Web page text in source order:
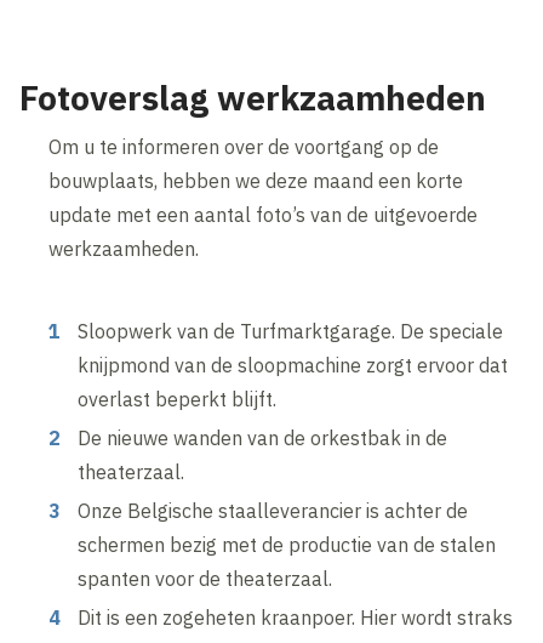
Fotoverslag werkzaamheden
Om u te informeren over de voortgang op de
bouwplaats, hebben we deze maand een korte
update met een aantal foto’s van de uitgevoerde
werkzaamheden.
Sloopwerk van de Turfmarktgarage. De speciale
knijpmond van de sloopmachine zorgt ervoor dat
overlast beperkt blijft.
De nieuwe wanden van de orkestbak in de
theaterzaal.
Onze Belgische staalleverancier is achter de
schermen bezig met de productie van de stalen
spanten voor de theaterzaal.
Dit is een zogeheten kraanpoer. Hier wordt straks